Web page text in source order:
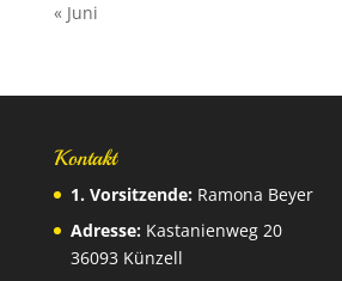
« Juni
Kontakt
1. Vorsitzende:Ramona Beyer
Adresse:Kastanienweg 20
36093 Künzell